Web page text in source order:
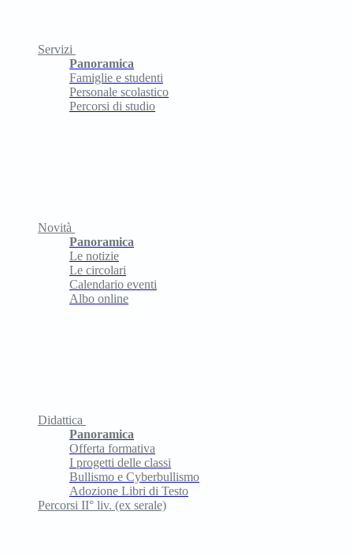
Servizi
Panoramica
Famiglie e studenti
Personale scolastico
Percorsi di studio
Novità
Panoramica
Le notizie
Le circolari
Calendario eventi
Albo online
Didattica
Panoramica
Offerta formativa
I progetti delle classi
Bullismo e Cyberbullismo
Adozione Libri di Testo
Percorsi II° liv. (ex serale)